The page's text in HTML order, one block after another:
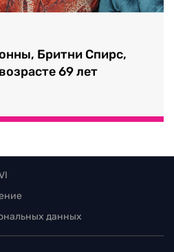
Бритни Спирс,
69 лет
данных